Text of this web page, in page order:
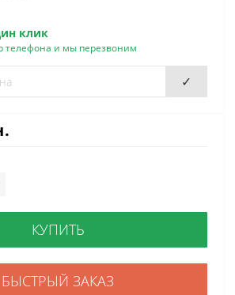
клик
телефона и мы перезвоним
✓
КУПИТЬ
БЫСТРЫЙ ЗАКАЗ